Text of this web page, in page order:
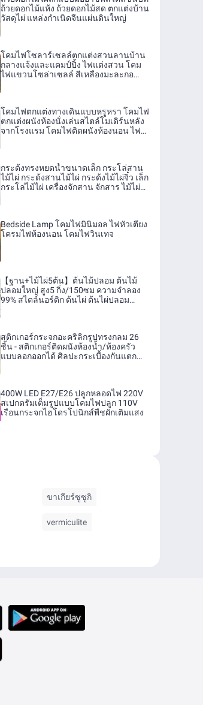
ถ้วยดอกไม้แห้ง ถ้วยดอกไม้สด ตกแต่งบ้าน
วัสดุไผ่ แหล่งกำเนิดจีนแผ่นดินใหญ่
โคมไฟโซลาร์เซลล์ตกแต่งสวนลานบ้าน
กลางแจ้งและแคมป์ปิ้ง ไฟแต่งสวน โคม
ไฟแขวนโซล่าเซลล์ สีเหลืองมะละกอ
โคมไฟตกแต่งทางเดินแบบหรูหรา โคมไฟ
ตกแต่งผนังห้องนั่งเล่นสไตล์โมเดิร์นหลัง
จากโรงแรม โคมไฟติดผนังห้องนอน ไฟ
กระด้งทรงหยดน้ำขนาดเล็ก กระโล่สาน
ไม้ไผ่ กระด้งสานไม้ไผ่ กระด้งไม้ไผ่จิ๋ว เล็ก
กระโล่ไม้ไผ่ เครื่องจักสาน จักสาร ไม้ไผ่
Bedside Lamp โคมไฟมินิมอล ไฟหัวเตียง
โครมไฟห้องนอน โคมไฟวินเทจ
【ฐาน+ไม้ไผ่5ต้น】ต้นไม้ปลอม ต้นไม้
ปลอมใหญ่ สูง5 กิ่ง/150ซม ความจำลอง
99% สไตล์นอร์ดิก ต้นไผ่ ต้นไผ่ปลอม
สติกเกอร์กระจกอะคริลิกรูปทรงกลม 26
ชิ้น - สติกเกอร์ติดผนังห้องน้ำ/ห้องครัว
แบบลอกออกได้ ศิลปะกระเบื้องกันแตก
400W LED E27/E26 ปลูกหลอดไฟ 220V
สเปกตรัมเต็มรูปแบบโคมไฟปลูก 110V
เรือนกระจกไฮโดรโปนิกส์พืชผักเติมแสง
ขาเกียร์ซูซูกิ
vermiculite